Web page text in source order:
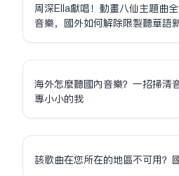
周深Ella獻唱！動畫八仙主題曲
音樂，國外如何解除限制聽華語
海外怎麼聽國內音樂？一招掃清
專小小的我
該歌曲在您所在的地區不可用？